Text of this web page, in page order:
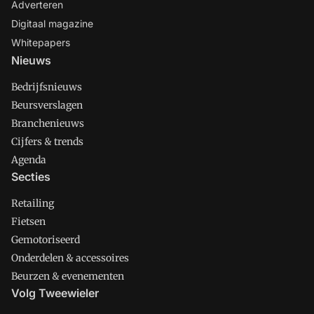
Adverteren
Digitaal magazine
Whitepapers
Nieuws
Bedrijfsnieuws
Beursverslagen
Branchenieuws
Cijfers & trends
Agenda
Secties
Retailing
Fietsen
Gemotoriseerd
Onderdelen & accessoires
Beurzen & evenementen
Volg Tweewieler